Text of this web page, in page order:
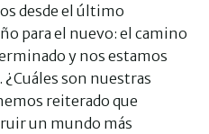
desde el último
para el nuevo: el camino
y nos estamos
son nuestras
reiterado que
un mundo más